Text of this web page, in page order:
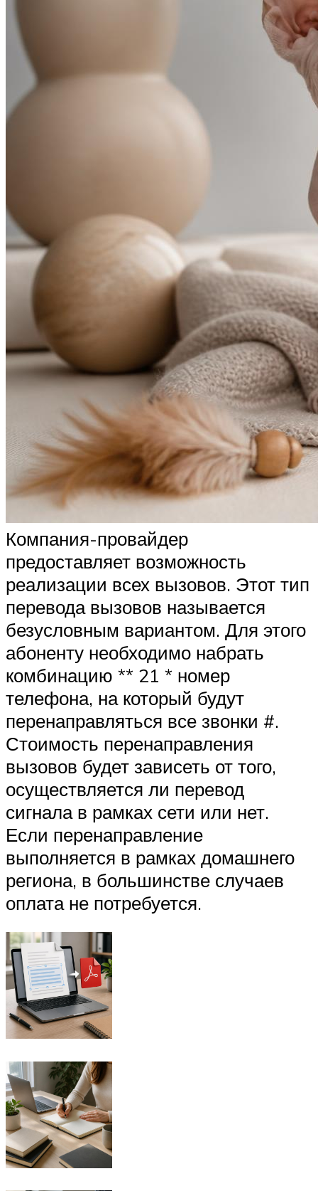
Компания-провайдер
предоставляет возможность
реализации всех вызовов. Этот тип
перевода вызовов называется
безусловным вариантом. Для этого
абоненту необходимо набрать
комбинацию ** 21 * номер
телефона, на который будут
перенаправляться все звонки #.
Стоимость перенаправления
вызовов будет зависеть от того,
осуществляется ли перевод
сигнала в рамках сети или нет.
Если перенаправление
выполняется в рамках домашнего
региона, в большинстве случаев
оплата не потребуется.